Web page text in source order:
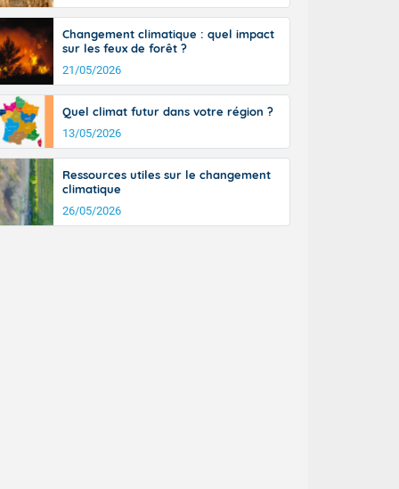
Rhône-
entrées
aux
du
peuvent
nord-
les rafales
et sur le
vallée
Changement climatique : quel impact
sur les feux de forêt ?
21/05/2026
Quel climat futur dans votre région ?
13/05/2026
Ressources utiles sur le changement
climatique
26/05/2026